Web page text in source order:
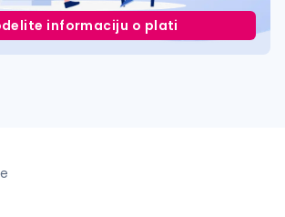
informaciju o plati